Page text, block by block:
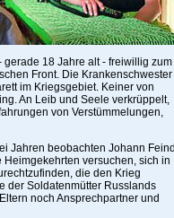
gerade 18 Jahre alt - freiwillig zum
Front. Die Krankenschwester
im Kriegsgebiet. Keiner von
An Leib und Seele verkrüppelt,
von Verstümmelungen,
Jahren beobachten Johann
versuchen, sich in
die den Krieg
der Soldatenmütter Russlands
noch Ansprechpartner und